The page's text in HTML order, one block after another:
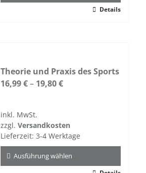
auf.
Die
auf
der
Produktseite
gewählt
werden
Details
Theorie und Praxis des Sports
16,99€– 19,80€
inkl. MwSt.
zzgl. Versandkosten
Lieferzeit: 3-4 Werktage
Ausführung wählen